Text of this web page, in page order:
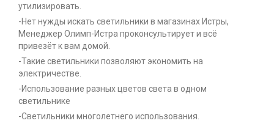
утилизировать.
-Нет нужды искать светильники в магазинах Истры,
Менеджер Олимп-Истра проконсультирует и всё
привезёт к вам домой.
-Такие светильники позволяют экономить на
электричестве.
-Использование разных цветов света в одном
светильнике
-Светильники многолетнего использования.